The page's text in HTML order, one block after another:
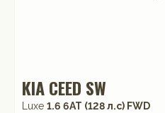
KIA CEED SW
Luxe 1.6 6AT (128 л.с) FWD